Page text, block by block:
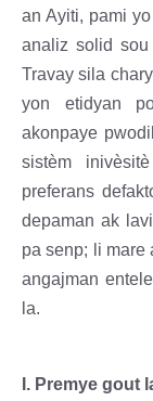
an Ayiti, pami
analiz solid sou
Travay sila
yon etidyan
akonpaye
sistèm
preferans
depaman ak
pa senp; li mare
angajman
la.
I. Premye gout